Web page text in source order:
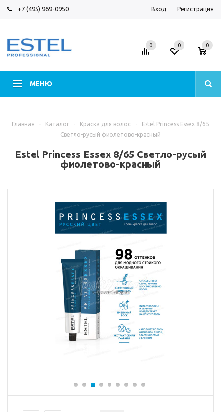
+7 (495) 969-0950 Вход Регистрация
МЕНЮ
0 0 0
Главная - Каталог - Краска для волос -
Estel Princess Essex 8/65
Светло-русый фиолетово-красный
Estel Princess Essex 8/65 Светло-русый
фиолетово-красный